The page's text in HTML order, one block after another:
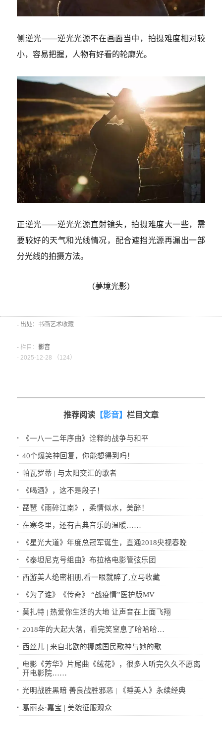
侧逆光——逆光光源不在画面当中，拍摄难度相对较
小，容易把握，人物有好看的轮廓光。
正逆光——逆光光源直射镜头，拍摄难度大一些，需
要较好的天气和光线情况，配合遮挡光源再漏出一部
分光线的拍摄方法。
（夢境光影）
- 出处：书画艺术收藏
- 栏目： 影音
- 2025-12-28 （124）
推荐阅读 【影音】 栏目文章
· 《一八一二年序曲》诠释的战争与和平
· 40个爆笑神回复，你能想得到吗！
· 帕瓦罗蒂 | 与太阳交汇的歌者
· 《喝酒》，这不是段子！
· 琵琶《雨碎江南》，柔情似水，美醉！
· 在寒冬里，还有古典音乐的温暖……
· 《星光大道》年度总冠军诞生，直通2018央视春晚
· 《泰坦尼克号组曲》布拉格电影管弦乐团
· 西游美人绝密相册,看一眼就醉了,立马收藏
· 《为了谁》《传奇》 “战疫情”医护版MV
· 莫扎特 | 热爱你生活的大地 让声音在上面飞翔
· 2018年的大起大落，看完笑窒息了哈哈哈…
· 西丝儿 | 来自北欧的挪威国民歌神与她的歌
· 电影《芳华》片尾曲《绒花》，很多人听完久久不愿离
开电影院……
· 光明战胜黑暗 善良战胜邪恶 | 《睡美人》永续经典
· 葛丽泰·嘉宝 | 美貌征服观众